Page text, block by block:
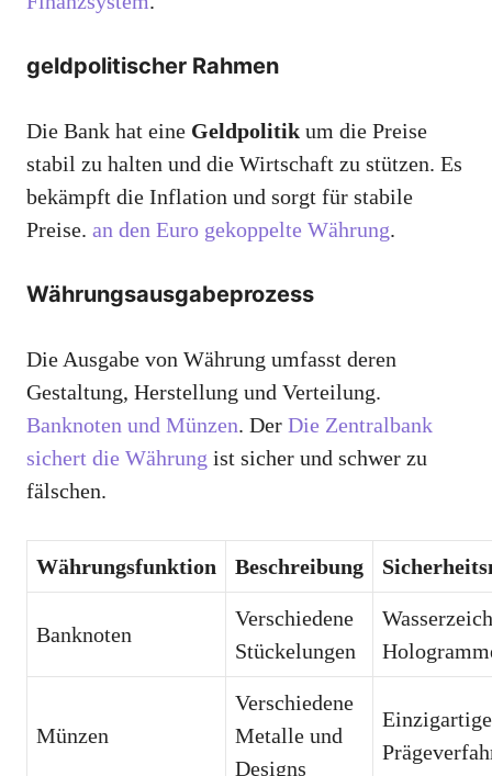
geldpolitischer Rahmen
Die Bank hat eine Geldpolitik um die Preise
stabil zu halten und die Wirtschaft zu stützen. Es
bekämpft die Inflation und sorgt für stabile
Preise. an den Euro gekoppelte Währung.
Währungsausgabeprozess
Die Ausgabe von Währung umfasst deren
Gestaltung, Herstellung und Verteilung.
Banknoten und Münzen. Der Die Zentralbank
sichert die Währung ist sicher und schwer zu
fälschen.
Währungsfunktion Beschreibung
Banknoten
Verschiedene
Stückelungen
Münzen
Verschiedene
Metalle und
Designs